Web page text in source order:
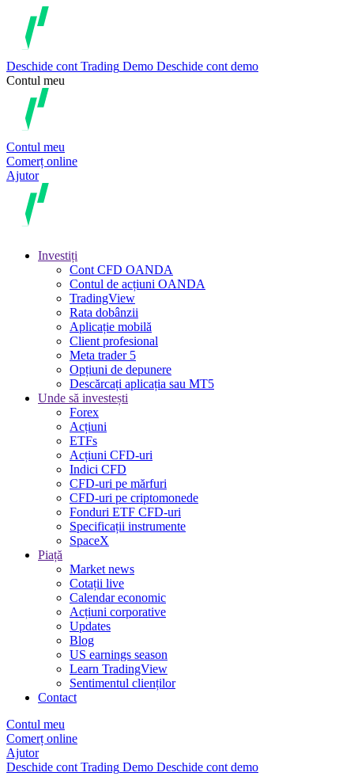
Deschide cont Trading Demo Deschide cont demo
Contul meu
Contul meu
Comerț online
Ajutor
Investiți
Cont CFD OANDA
Contul de acțiuni OANDA
TradingView
Rata dobânzii
Aplicație mobilă
Client profesional
Meta trader 5
Opțiuni de depunere
Descărcați aplicația sau MT5
Unde să investești
Forex
Acțiuni
ETFs
Acțiuni CFD-uri
Indici CFD
CFD-uri pe mărfuri
CFD-uri pe criptomonede
Fonduri ETF CFD-uri
Specificații instrumente
SpaceX
Piață
Market news
Cotații live
Calendar economic
Acțiuni corporative
Updates
Blog
US earnings season
Learn TradingView
Sentimentul clienților
Contact
Contul meu
Comerț online
Ajutor
Deschide cont Trading Demo Deschide cont demo